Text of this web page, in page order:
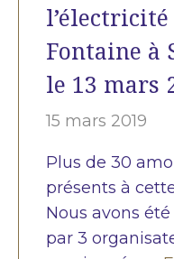
Fontaine
le 13 mars
15 mars 2019
Plus de 30
présents à
Nous avons
par 3